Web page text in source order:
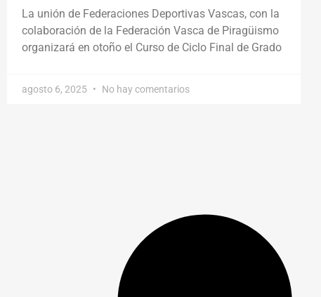
La unión de Federaciones Deportivas Vascas, con la
colaboración de la Federación Vasca de Piragüismo
organizará en otoño el Curso de Ciclo Final de Grado
agosto 6, 2025 No hay comentarios